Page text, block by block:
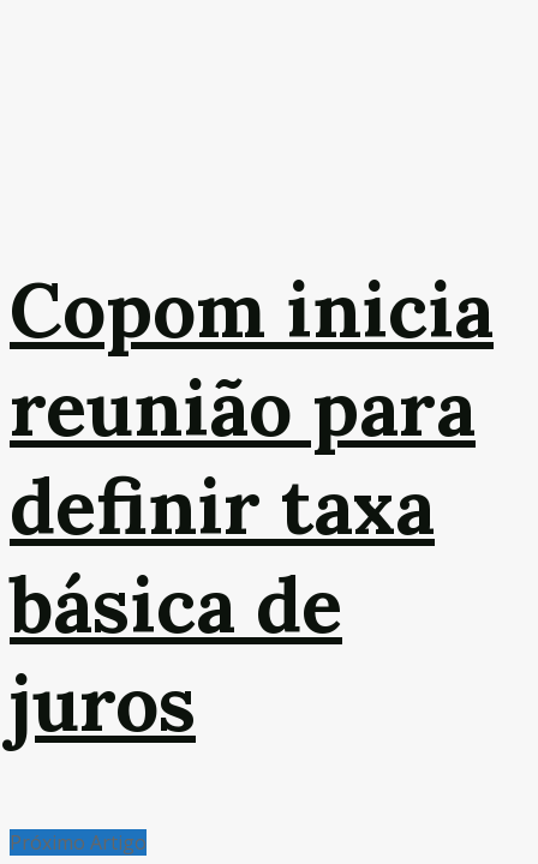
Copom inicia
reunião para
definir taxa
básica de
juros
Próximo Artigo